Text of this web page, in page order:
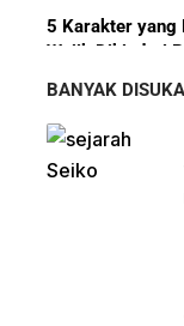
5 Karakter yang
Wajib Dihindari
10 Hambatan
Diselesaikan
Mendesain
5 Pelajaran
BANYAK